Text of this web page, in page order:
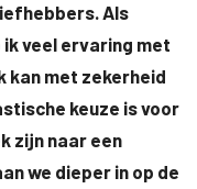
Als
veel ervaring met
kan met zekerheid
keuze is voor
zijn naar een
we dieper in op de